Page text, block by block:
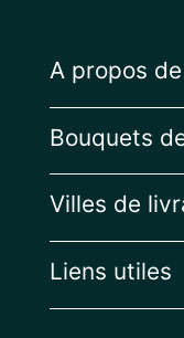
A propos
Bouquets
Villes de
Liens utiles